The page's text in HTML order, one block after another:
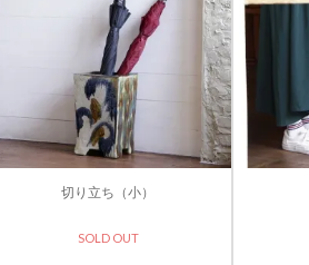
切り立ち（小）
SOLD OUT